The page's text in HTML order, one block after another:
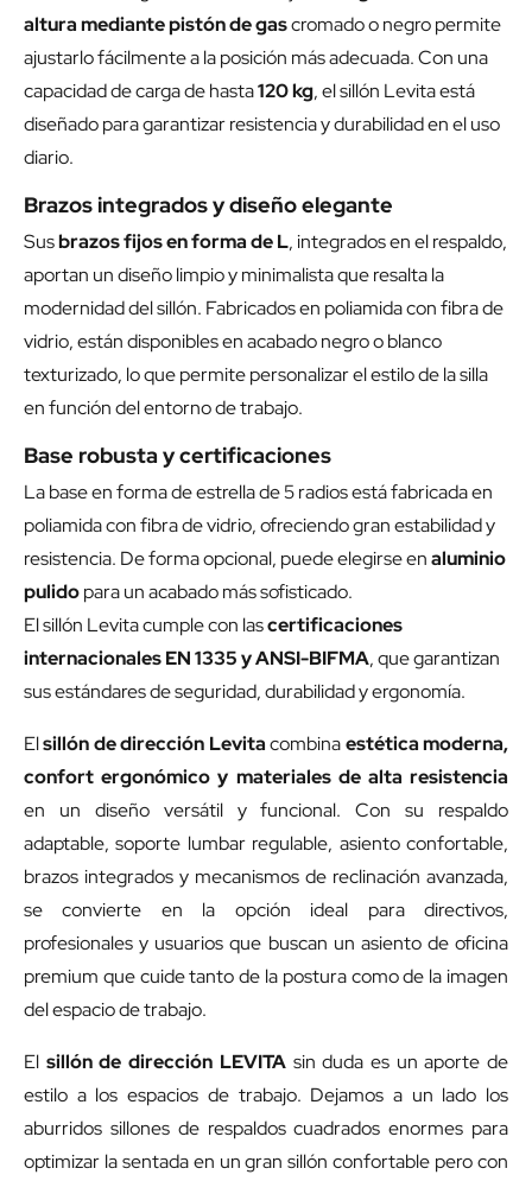
altura mediante pistón de gascromado o negro permite
ajustarlo fácilmente a la posición más adecuada. Con una
capacidad de carga de hasta120 kg, el sillón Levita está
diseñado para garantizar resistencia y durabilidad en el uso
diario.
Brazos integrados y diseño elegante
Susbrazos fijos en forma de L, integrados en el respaldo,
aportan un diseño limpio y minimalista que resalta la
modernidad del sillón. Fabricados en poliamida con fibra de
vidrio, están disponibles en acabado negro o blanco
texturizado, lo que permite personalizar el estilo de la silla
en función del entorno de trabajo.
Base robusta y certificaciones
La base en forma de estrella de 5 radios está fabricada en
poliamida con fibra de vidrio, ofreciendo gran estabilidad y
resistencia. De forma opcional, puede elegirse enaluminio
pulidopara un acabado más sofisticado.
El sillón Levita cumple con lascertificaciones
internacionales EN 1335 y ANSI-BIFMA, que garantizan
sus estándares de seguridad, durabilidad y ergonomía.
Elsillón de dirección Levitacombinaestética moderna,
confort ergonómico y materiales de alta resistencia
en un diseño versátil y funcional. Con su respaldo
adaptable, soporte lumbar regulable, asiento confortable,
brazos integrados y mecanismos de reclinación avanzada,
se convierte en la opción ideal para directivos,
profesionales y usuarios que buscan un asiento de oficina
premium que cuide tanto de la postura como de la imagen
del espacio de trabajo.
El sillón de dirección LEVITA sin duda es un aporte de
estilo a los espacios de trabajo. Dejamos a un lado los
aburridos sillones de respaldos cuadrados enormes para
optimizar la sentada en un gran sillón confortable pero con